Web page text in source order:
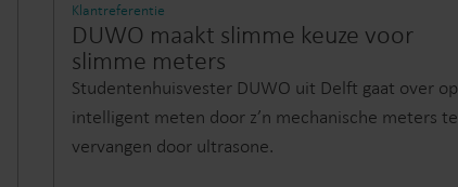
Klantreferentie
DUWO maakt slimme keuze voor
slimme meters
Studentenhuisvester DUWO uit Delft gaat over op
intelligent meten door z’n mechanische meters te
vervangen door ultrasone.